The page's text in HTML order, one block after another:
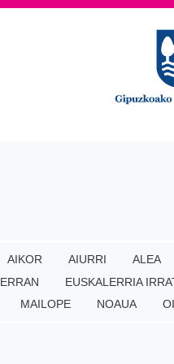
AIKOR AIURRI ALEA
ERRAN EUSKALERRIA
MAILOPE NOAUA